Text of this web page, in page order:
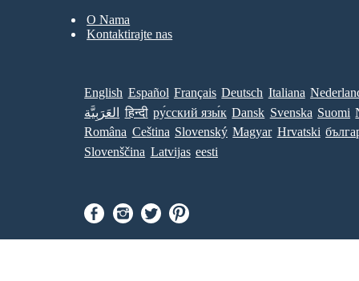
O Nama
Kontaktirajte nas
English Español Français Deutsch Italiana
العَرَبِيَّة
हिन्दी ру́сский язы́к Dansk Svenska Suomi
Româna Ceština Slovenský Magyar Hrvatski
Slovenščina Latvijas eesti